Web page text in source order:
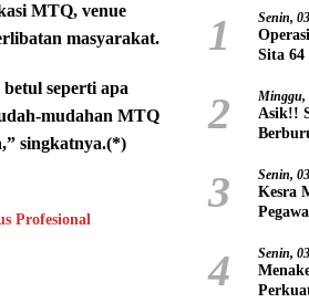
MTQ, venue
masyarakat.
seperti apa
mudahan MTQ
singkatnya.(*)
Profesional
1 Senin,
Sita
2 Minggu,
Asik!!
3 Senin,
Kesra
4 Senin,